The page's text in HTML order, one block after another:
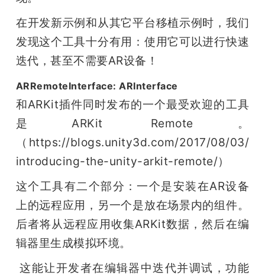
在开发新示例和从其它平台移植示例时，我们
发现这个工具十分有用：使用它可以进行快速
迭代，甚至不需要AR设备！
ARRemoteInterface: ARInterface
和ARKit插件同时发布的一个最受欢迎的工具
是ARKit Remote。
（https://blogs.unity3d.com/2017/08/03/
introducing-the-unity-arkit-remote/）
这个工具有二个部分：一个是安装在AR设备
上的远程应用，另一个是放在场景内的组件。
后者将从远程应用收集ARKit数据，然后在编
辑器里生成模拟环境。
这能让开发者在编辑器中迭代并调试，功能